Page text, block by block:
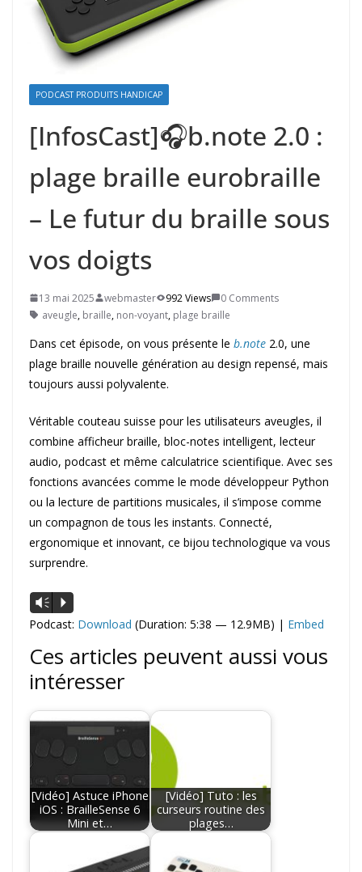
PODCAST PRODUITS HANDICAP
[InfosCast]🎧b.note 2.0 :
plage braille eurobraille
– Le futur du braille sous
vos doigts
13 mai 2025 webmaster 992 Views
0 Comments
aveugle, braille, non-voyant, plage braille
Dans cet épisode, on vous présente le b.note 2.0, une
plage braille nouvelle génération au design repensé, mais
toujours aussi polyvalente.
Véritable couteau suisse pour les utilisateurs aveugles, il
combine afficheur braille, bloc-notes intelligent, lecteur
audio, podcast et même calculatrice scientifique. Avec ses
fonctions avancées comme le mode développeur Python
ou la lecture de partitions musicales, il s’impose comme
un compagnon de tous les instants. Connecté,
ergonomique et innovant, ce bijou technologique va vous
surprendre.
Lecteur
audio
Vm P
Podcast: Download (Duration: 5:38 — 12.9MB) | Embed
Ces articles peuvent aussi vous
intéresser
[Vidéo] Astuce iPhone
iOS : BrailleSense 6
Mini et…
[Vidéo] Tuto : les
curseurs routine des
plages…